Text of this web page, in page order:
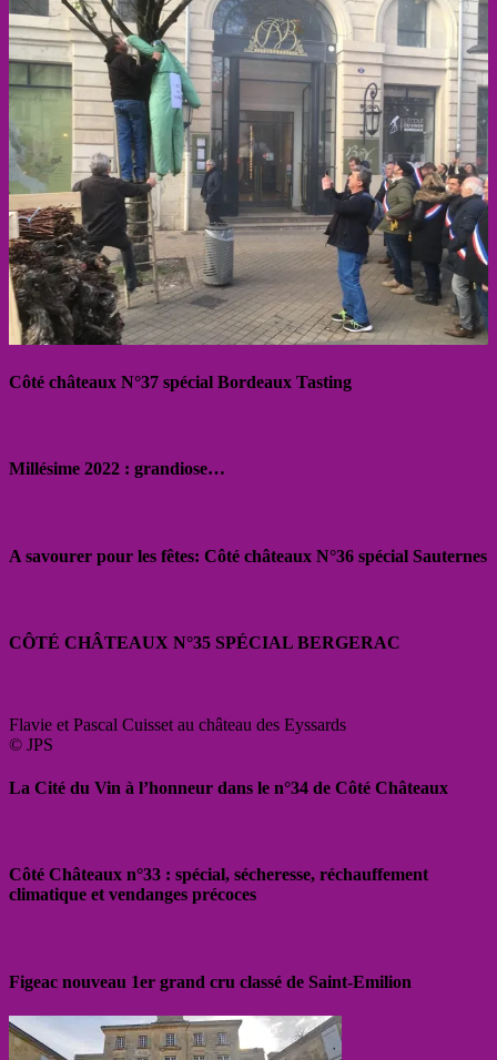
Côté châteaux N°37 spécial Bordeaux Tasting
Millésime 2022 : grandiose…
A savourer pour les fêtes: Côté châteaux N°36 spécial Sauternes
CÔTÉ CHÂTEAUX N°35 SPÉCIAL BERGERAC
Flavie et Pascal Cuisset au château des Eyssards
© JPS
La Cité du Vin à l’honneur dans le n°34 de Côté Châteaux
Côté Châteaux n°33 : spécial, sécheresse, réchauffement
climatique et vendanges précoces
Figeac nouveau 1er grand cru classé de Saint-Emilion